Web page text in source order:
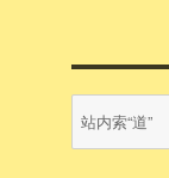
内
搜